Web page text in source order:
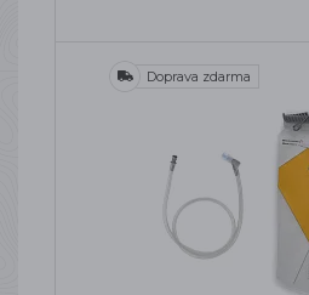
Doprava zdarma